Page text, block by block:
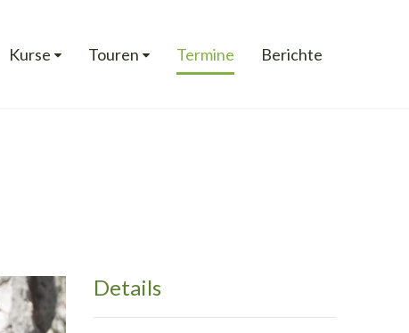
Kurse Touren Termine Berichte
Details